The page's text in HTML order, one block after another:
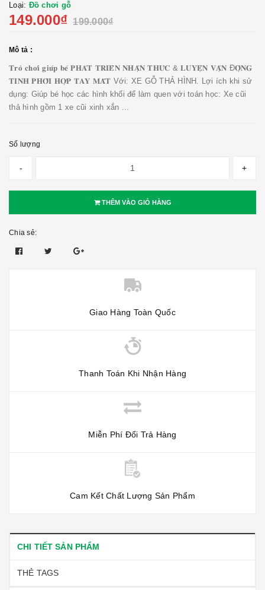
Loại: Đồ chơi gỗ
149.000₫ 199.000₫
Mô tả :
𝐓𝐫𝐨̀ 𝐜𝐡𝐨̛𝐢 𝐠𝐢𝐮́𝐩 𝐛𝐞́ 𝐏𝐇𝐀́𝐓 𝐓𝐑𝐈𝐄̂̉𝐍 𝐍𝐇𝐀̣̂𝐍 𝐓𝐇𝐔̛́𝐂 & 𝐋𝐔𝐘𝐄̣̂𝐍 𝐕𝐀̣̂𝐍 Đ𝐎̣̂𝐍𝐆
𝐓𝐈𝐍𝐇 𝐏𝐇𝐎̂́𝐈 𝐇𝐎̛̣𝐏 𝐓𝐀𝐘 𝐌𝐀̆́𝐓 Với: XE GỖ THẢ HÌNH. Lợi ích khi sử
dụng: Giúp bé học các hình khối để làm quen với toán học: Xe cũi
thả hình gồm 1 xe cũi xinh xắn ...
Số lượng
- +
THÊM VÀO GIỎ HÀNG
Chia sẻ:
Giao Hàng Toàn Quốc
Thanh Toán Khi Nhận Hàng
Miễn Phí Đổi Trả Hàng
Cam Kết Chất Lượng Sản Phẩm
CHI TIẾT SẢN PHẨM
THẺ TAGS